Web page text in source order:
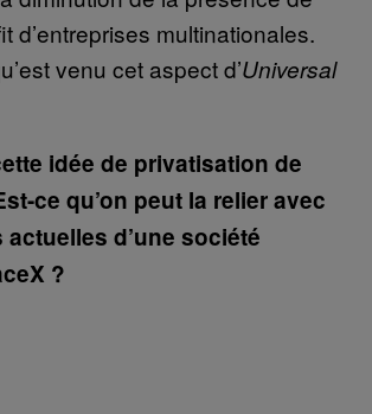
d’entreprises multinationales.
venu cet aspect d’Universal
idée de privatisation de
ce qu’on peut la relier avec
d’une société
?